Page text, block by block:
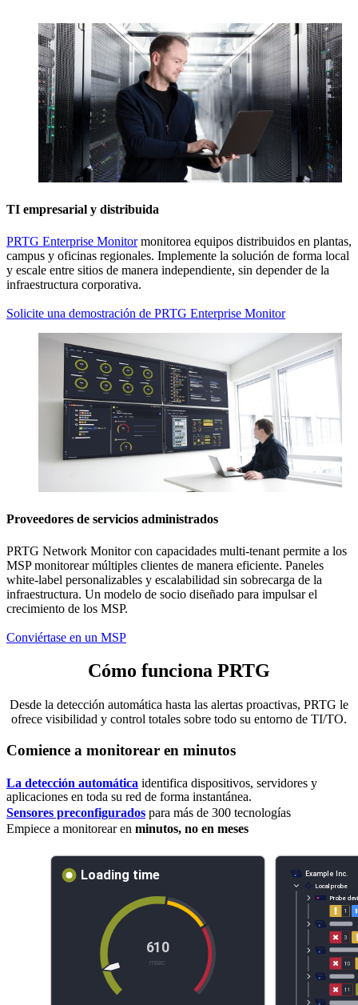
TI empresarial y distribuida
PRTG Enterprise Monitormonitorea equipos distribuidos en plantas,
campus y oficinas regionales. Implemente la solución de forma local
y escale entre sitios de manera independiente, sin depender de la
infraestructura corporativa.
Solicite una demostración de PRTG Enterprise Monitor
Proveedores de servicios administrados
PRTG Network Monitor con capacidades multi-tenant permite a los
MSP monitorear múltiples clientes de manera eficiente. Paneles
white-label personalizables y escalabilidad sin sobrecarga de la
infraestructura. Un modelo de socio diseñado para impulsar el
crecimiento de los MSP.
Conviértase en un MSP
Cómo funciona PRTG
Desde la detección automática hasta las alertas proactivas, PRTG le
ofrece visibilidad y control totales sobre todo su entorno de TI/TO.
Comience a monitorear en minutos
La detección automática identifica dispositivos, servidores y
aplicaciones en toda su red de forma instantánea.
Sensores preconfigurados para más de 300 tecnologías
Empiece a monitorear en minutos, no en meses